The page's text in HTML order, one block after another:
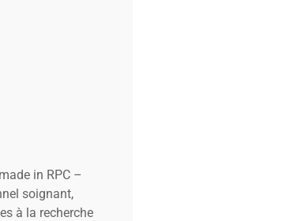
in RPC –
soignant,
à la recherche